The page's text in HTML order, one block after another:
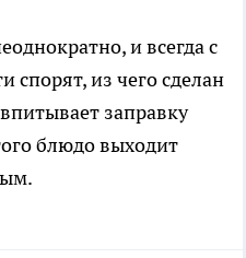
и всегда с
спорят, из чего сделан
заправку
блюдо выходит